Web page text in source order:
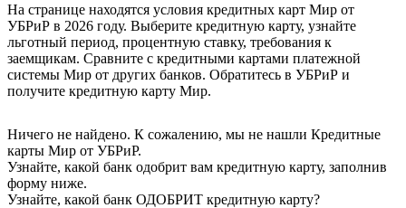
На странице находятся условия кредитных карт Мир от
УБРиР в 2026 году. Выберите кредитную карту, узнайте
льготный период, процентную ставку, требования к
заемщикам. Сравните с кредитными картами платежной
системы Мир от других банков. Обратитесь в УБРиР и
получите кредитную карту Мир.
Ничего не найдено. К сожалению, мы не нашли Кредитные
карты Мир от УБРиР.
Узнайте, какой банк одобрит вам кредитную карту, заполнив
форму ниже.
Узнайте, какой банк ОДОБРИТ кредитную карту?